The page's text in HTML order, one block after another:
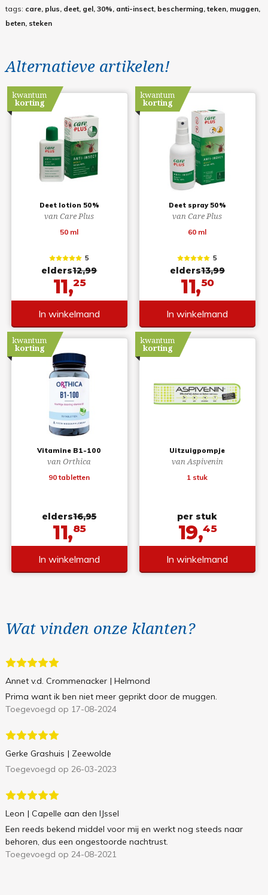
tags: care, plus, deet, gel, 30%, anti-insect, bescherming, teken, muggen,
beten, steken
Alternatieve artikelen!
Deet lotion 50%
van Care Plus
50 ml
kwantum
korting
5
elders12,99
11,25
In winkelmand
Deet spray 50%
van Care Plus
60 ml
kwantum
korting
5
elders13,99
11,50
In winkelmand
Vitamine B1-100
van Orthica
90 tabletten
kwantum
korting
elders16,95
11,85
In winkelmand
Uitzuigpompje
van Aspivenin
1 stuk
kwantum
korting
per stuk
19,45
In winkelmand
Wat vinden onze klanten?
Annet v.d. Crommenacker | Helmond
Prima want ik ben niet meer geprikt door de muggen.
Toegevoegd op 17-08-2024
Gerke Grashuis | Zeewolde
Toegevoegd op 26-03-2023
Leon | Capelle aan den IJssel
Een reeds bekend middel voor mij en werkt nog steeds naar
behoren, dus een ongestoorde nachtrust.
Toegevoegd op 24-08-2021